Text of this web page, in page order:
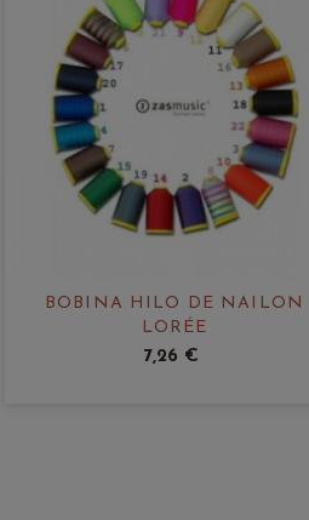
BOBINA HILO DE NAILON
LORÉE
7,26 €